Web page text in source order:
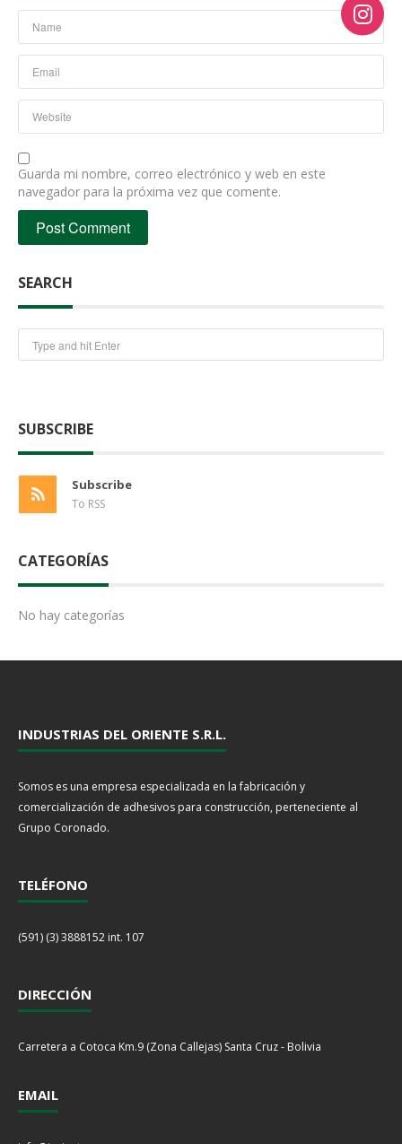
Guarda mi nombre, correo electrónico y web en este
navegador para la próxima vez que comente.
SEARCH
SUBSCRIBE
Subscribe
To RSS
CATEGORÍAS
No hay categorías
INDUSTRIAS DEL ORIENTE S.R.L.
Somos es una empresa especializada en la fabricación y
comercialización de adhesivos para construcción, perteneciente al
Grupo Coronado.
TELÉFONO
(591) (3) 3888152 int. 107
DIRECCIÓN
Carretera a Cotoca Km.9 (Zona Callejas) Santa Cruz - Bolivia
EMAIL